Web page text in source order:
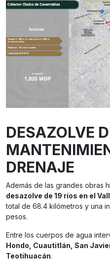
DESAZOLVE
DRENAJE
Además de las grandes obras
desazolve de 19 ríos en el
total de 68.4 kilómetros y una
pesos.
Entre los cuerpos de agua
Hondo, Cuautitlán, San
Teotihuacán.